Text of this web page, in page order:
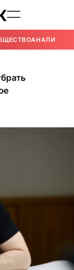
АНАЛИТИКА